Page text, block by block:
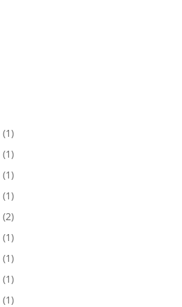
(1)
(1)
(1)
(1)
(2)
(1)
(1)
(1)
(1)